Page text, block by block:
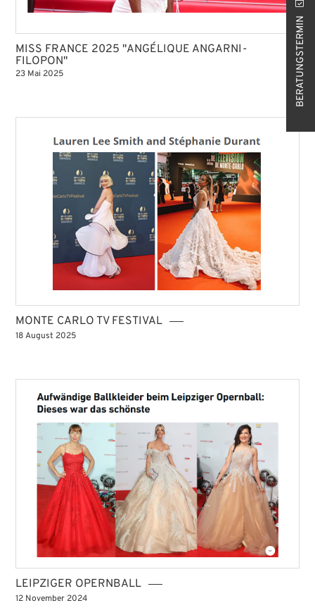
BERATUNGSTERMIN
MISS FRANCE 2025 "ANGÉLIQUE ANGARNI-
FILOPON"
23 Mai 2025
MONTE CARLO TV FESTIVAL
18 August 2025
LEIPZIGER OPERNBALL
12 November 2024